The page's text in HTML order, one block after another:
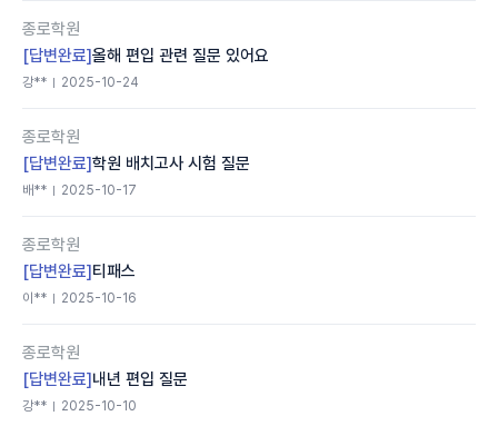
종로학원
[답변완료]올해 편입 관련 질문 있어요
강** 2025-10-24
종로학원
[답변완료]학원 배치고사 시험 질문
배** 2025-10-17
종로학원
[답변완료] 티패스
이** 2025-10-16
종로학원
[답변완료] 내년 편입 질문
강** 2025-10-10